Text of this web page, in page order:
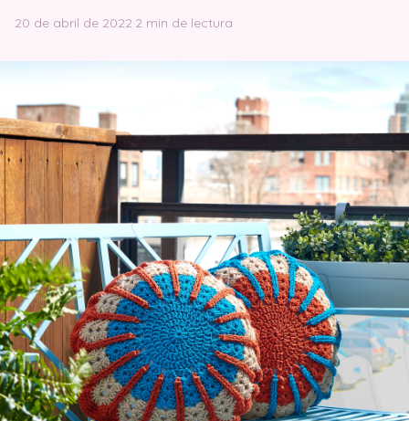
20 de abril de 2022·2 min de lectura